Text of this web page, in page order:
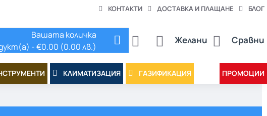
КОНТАКТИ ДОСТАВКА И ПЛАЩАНЕ БЛОГ
Желани Сравни
Вашата количка
- €0.00 (0.00 лв.)
КЛИМАТИЗАЦИЯ ГАЗИФИКАЦИЯ ПРОМОЦИИ